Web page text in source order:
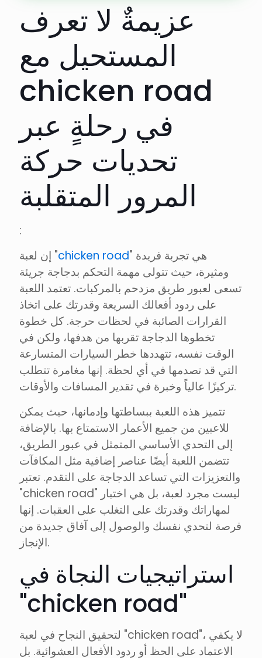
عزيمةٌ لا تعرف
المستحيل مع
chicken road
في رحلةٍ عبر
تحديات حركة
المرور المتقلبة
:
إن لعبة "chicken road" هي تجربة فريدة
ومثيرة، حيث تتولى مهمة التحكم بدجاجة جريئة
تسعى لعبور طريق مزدحم بالمركبات. تعتمد اللعبة
على ردود أفعالك السريعة وقدرتك على اتخاذ
القرارات الصائبة في لحظات حرجة. كل خطوة
تخطوها الدجاجة تقربها من هدفها، ولكن في
الوقت نفسه، تتهددها خطر السيارات المتسارعة
التي قد تصدمها في أي لحظة. إنها مغامرة تتطلب
تركيزًا عالياً وخبرة في تقدير المسافات والأوقات.
تتميز هذه اللعبة ببساطتها وإدمانها، حيث يمكن
للاعبين من جميع الأعمار الاستمتاع بها. بالإضافة
إلى التحدي الأساسي المتمثل في عبور الطريق،
تتضمن اللعبة أيضًا عناصر إضافية مثل المكافآت
والتعزيزات التي تساعد الدجاجة على التقدم. تعتبر
"chicken road" ليست مجرد لعبة، بل هي اختبار
لمهاراتك وقدرتك على التغلب على العقبات. إنها
فرصة لتحدي نفسك والوصول إلى آفاق جديدة من
الإنجاز.
استراتيجيات النجاة في
"chicken road"
لتحقيق النجاح في لعبة "chicken road"، لا يكفي
الاعتماد على الحظ أو ردود الأفعال العشوائية. بل